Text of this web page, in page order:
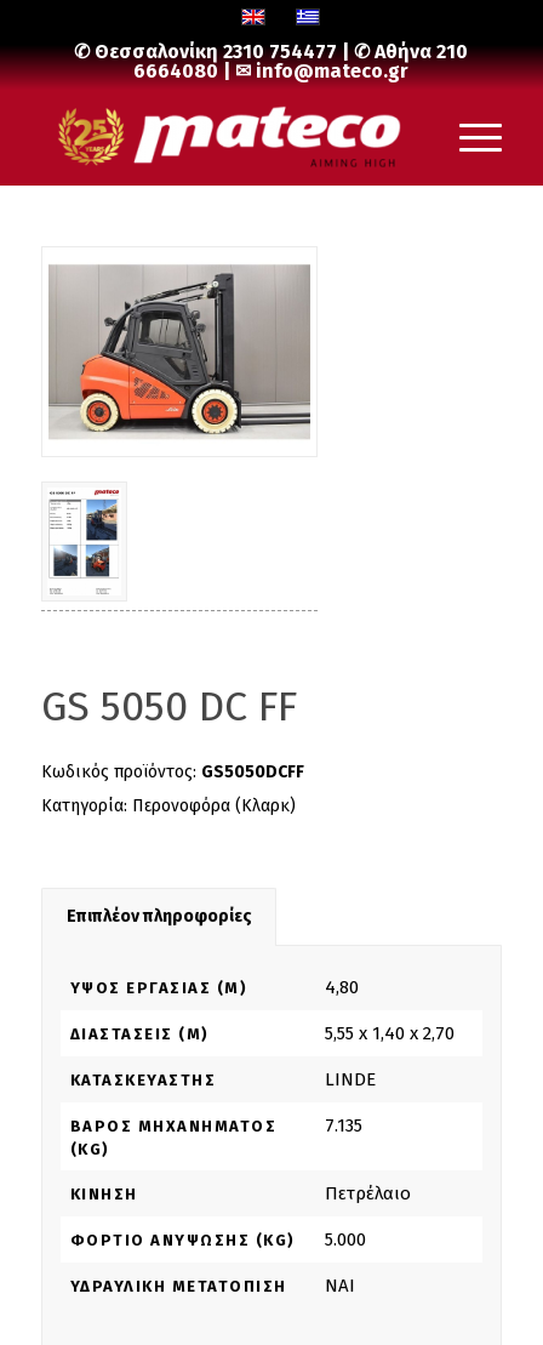
✆ Θεσσαλονίκη2310 754477| ✆ Αθήνα210
6664080| ✉info@mateco.gr
GS 5050 DC FF
Κωδικός προϊόντος: GS5050DCFF
Κατηγορία: Περονοφόρα (Κλαρκ)
Επιπλέον πληροφορίες
ΎΨΟΣ ΕΡΓΑΣΊΑΣ (M) 4,80
ΔΙΑΣΤΆΣΕΙΣ (M) 5,55 x 1,40 x 2,70
ΚΑΤΑΣΚΕΥΑΣΤΉΣ LINDE
ΒΆΡΟΣ ΜΗΧΑΝΉΜΑΤΟΣ
(KG)
7.135
ΚΊΝΗΣΗ Πετρέλαιο
ΦΟΡΤΊΟ ΑΝΎΨΩΣΗΣ (KG) 5.000
ΥΔΡΑΥΛΙΚΉ ΜΕΤΑΤΌΠΙΣΗ NAI